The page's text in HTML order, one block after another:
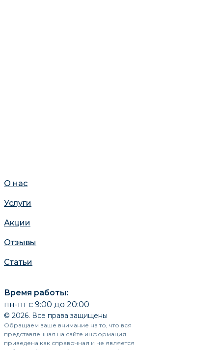
О нас
Услуги
Акции
Отзывы
Статьи
Время работы:
пн-пт с 9:00 до 20:00
© 2026. Все права защищены
Обращаем ваше внимание на то, что вся
представленная на сайте информация
приведена как справочная и не является